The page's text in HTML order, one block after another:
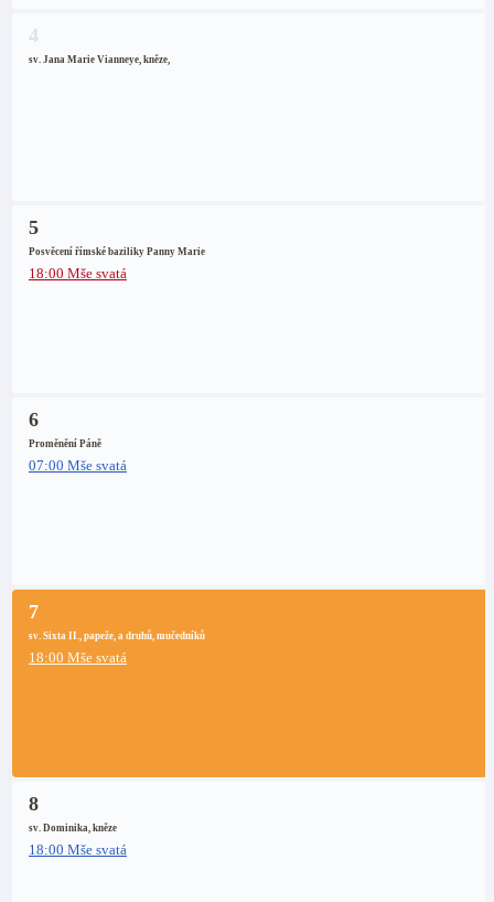
4
sv. Jana Marie Vianneye, kněze,
5
Posvěcení římské baziliky Panny Marie
18:00 Mše svatá
6
Proměnění Páně
07:00 Mše svatá
7
sv. Sixta II., papeže, a druhů, mučedníků
18:00 Mše svatá
8
sv. Dominika, kněze
18:00 Mše svatá